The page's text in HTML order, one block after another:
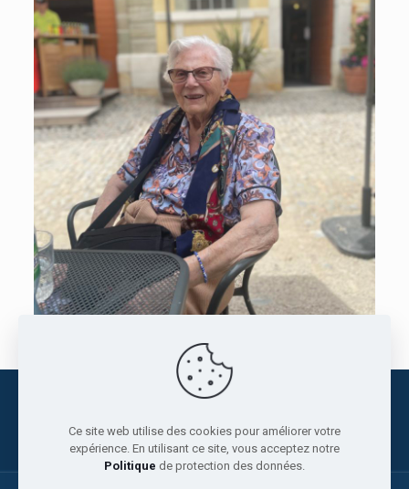
info@leschateaux.org
Ce site web utilise des cookies pour améliorer votre
expérience. En utilisant ce site, vous acceptez notre
Politique de protection des données.